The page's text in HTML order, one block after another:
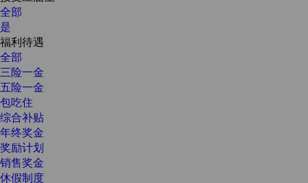
全部
是
福利待遇
全部
三险一金
五险一金
包吃住
综合补贴
年终奖金
奖励计划
销售奖金
休假制度